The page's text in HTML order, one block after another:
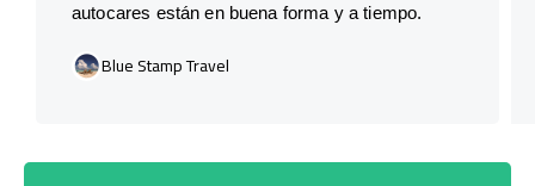
autocares están en buena forma y a tiempo.
Blue Stamp Travel